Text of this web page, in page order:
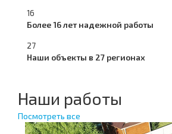
16
Более 16 лет надежной работы
27
Наши объекты в 27 регионах
Наши работы
Посмотреть все